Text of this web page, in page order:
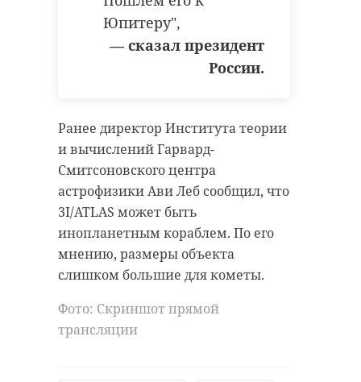
Юпитеру",
— сказал президент
России.
Ранее директор Института теории
и вычислений Гарвард-
Смитсоновскогоцентра
астрофизики АвиЛеб сообщил, что
3I/ATLAS может быть
инопланетным кораблем. По его
мнению, размеры объекта
слишком большие для кометы.
Фото: Скриншот прямой
трансляции